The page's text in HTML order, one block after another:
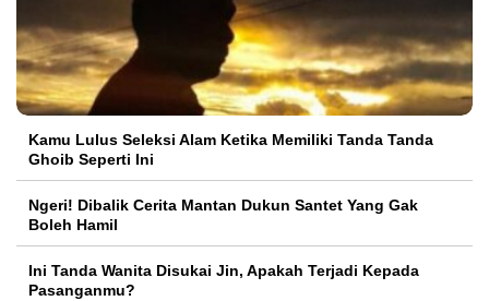
Kamu Lulus Seleksi Alam Ketika Memiliki Tanda Tanda
Ghoib Seperti Ini
Ngeri! Dibalik Cerita Mantan Dukun Santet Yang Gak
Boleh Hamil
Ini Tanda Wanita Disukai Jin, Apakah Terjadi Kepada
Pasanganmu?